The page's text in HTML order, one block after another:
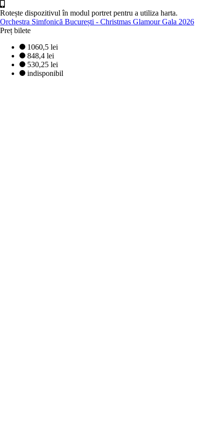
Rotește dispozitivul în modul portret pentru a utiliza harta.
Orchestra Simfonică București - Christmas Glamour Gala 2026
Preț bilete
1060,5 lei
848,4 lei
530,25 lei
indisponibil